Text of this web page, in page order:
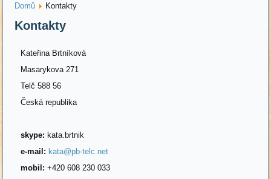
Domů Kontakty
Kontakty
Kateřina Brtníková
Masarykova 271
Telč 588 56
Česká republika
skype: kata.brtnik
e-mail: kata@pb-telc.net
mobil: +420 608 230 033